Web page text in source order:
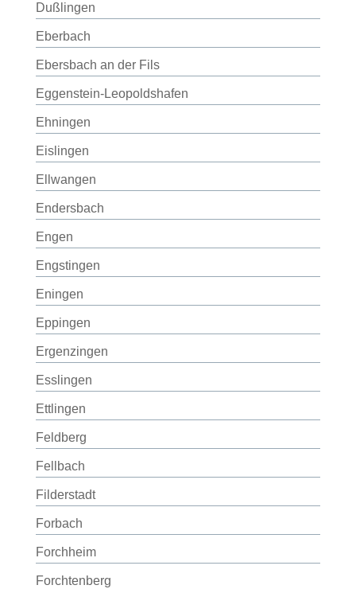
Dußlingen
Eberbach
Ebersbach an der Fils
Eggenstein-Leopoldshafen
Ehningen
Eislingen
Ellwangen
Endersbach
Engen
Engstingen
Eningen
Eppingen
Ergenzingen
Esslingen
Ettlingen
Feldberg
Fellbach
Filderstadt
Forbach
Forchheim
Forchtenberg